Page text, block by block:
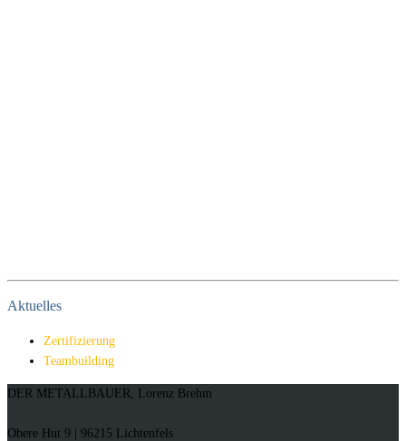
Aktuelles
Zertifizierung
Teambuilding
DER METALLBAUER, Lorenz Brehm
Obere Hut 9 | 96215 Lichtenfels